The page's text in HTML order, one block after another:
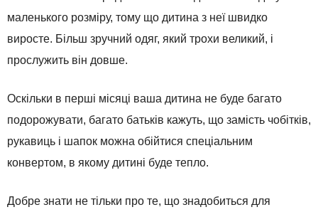
маленького розміру, тому що дитина з неї швидко
виросте. Більш зручний одяг, який трохи великий, і
прослужить він довше.
Оскільки в перші місяці ваша дитина не буде багато
подорожувати, багато батьків кажуть, що замість чобітків,
рукавиць і шапок можна обійтися спеціальним
конвертом, в якому дитині буде тепло.
Добре знати не тільки про те, що знадобиться для